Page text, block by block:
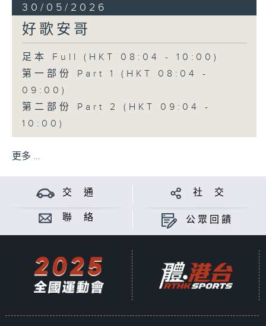
30/05/2026
好歌安哥
足本 Full (HKT 08:04 - 10:00)
第一部份 Part 1 (HKT 08:04 -
09:00)
第二部份 Part 2 (HKT 09:04 -
10:00)
更多 ...
交 通 社 交
聯 絡 公眾回饋